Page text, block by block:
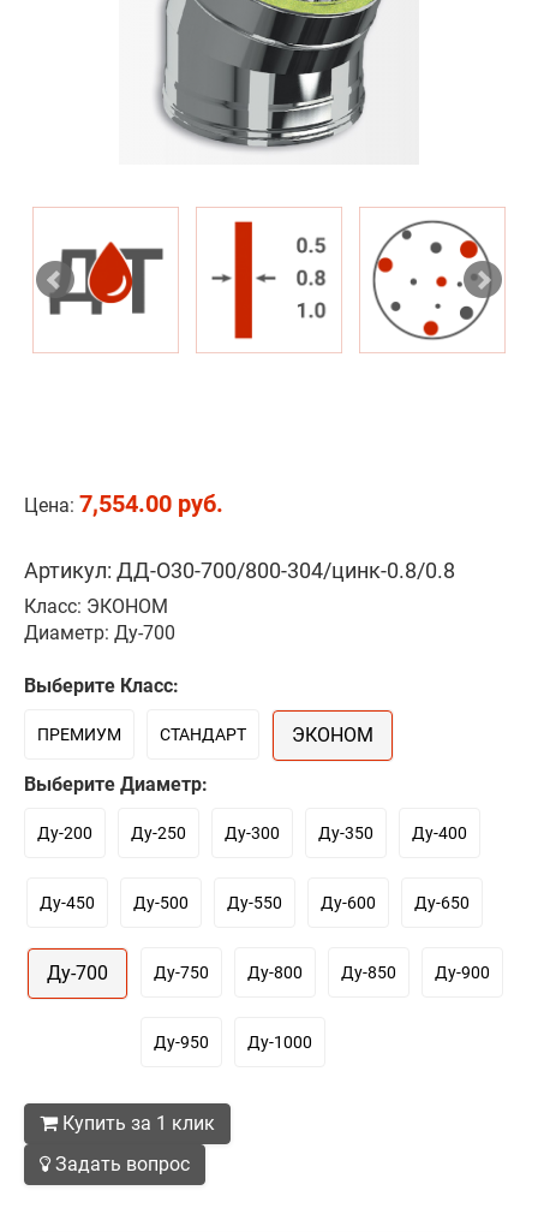
Цена: 7,554.00 руб.
Артикул: ДД-О30-700/800-304/цинк-0.8/0.8
Класс: ЭКОНОМ
Диаметр: Ду-700
Выберите Класс:
ПРЕМИУМ СТАНДАРТ ЭКОНОМ
Выберите Диаметр:
Ду-200 Ду-250 Ду-300 Ду-350 Ду-400
Ду-450 Ду-500 Ду-550 Ду-600 Ду-650
Ду-700 Ду-750 Ду-800 Ду-850 Ду-900
Ду-950 Ду-1000
Купить за 1 клик
Задать вопрос